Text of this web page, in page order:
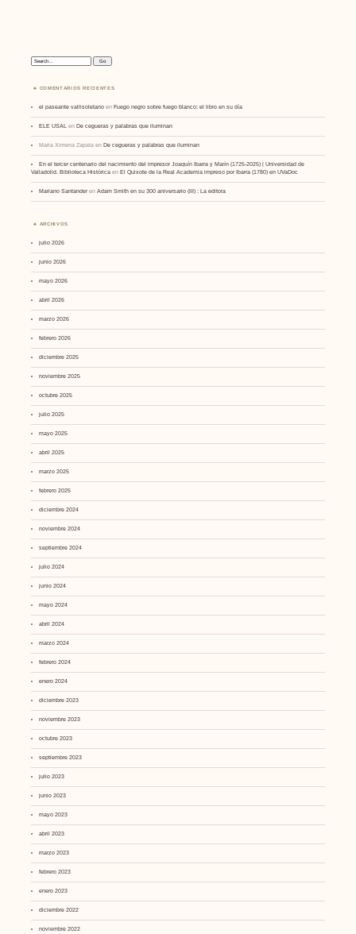
Search:
COMENTARIOS RECIENTES
el paseante vallisoletano enFuego negro sobre fuego blanco: el libro en su día
ELE USAL enDe cegueras y palabras que iluminan
Maria Ximena Zapata enDe cegueras y palabras que iluminan
En el tercer centenario del nacimiento del impresor Joaquín Ibarra y Marín (1725-2025) | Universidad de
Valladolid. Biblioteca Histórica enEl Quixote de la Real Academia impreso por Ibarra (1780) en UVaDoc
Mariano SantanderenAdam Smith en su 300 aniversario (III) : La editora
ARCHIVOS
julio 2026
junio 2026
mayo 2026
abril 2026
marzo 2026
febrero 2026
diciembre 2025
noviembre 2025
octubre 2025
julio 2025
mayo 2025
abril 2025
marzo 2025
febrero 2025
diciembre 2024
noviembre 2024
septiembre 2024
julio 2024
junio 2024
mayo 2024
abril 2024
marzo 2024
febrero 2024
enero 2024
diciembre 2023
noviembre 2023
octubre 2023
septiembre 2023
julio 2023
junio 2023
mayo 2023
abril 2023
marzo 2023
febrero 2023
enero 2023
diciembre 2022
noviembre 2022